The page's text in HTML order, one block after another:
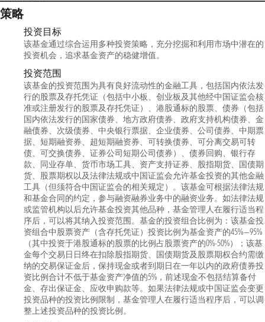
策略
投资目标
该基金通过综合运用多种投资策略，充分挖掘和利用市场中潜在的
投资机会，追求基金资产的稳健增值。
投资范围
该基金的投资范围为具有良好流动性的金融工具，包括国内依法发
行的股票及存托凭证（包括中小板、创业板及其他经中国证监会核
准或注册发行的股票及存托凭证）、港股通标的股票、债券（包括
国内依法发行的国家债券、地方政府债券、政府支持机构债券、金
融债券、次级债券、中央银行票据、企业债券、公司债券、中期票
据、短期融资券、超短期融资券、可转换债券、可分离交易可转
债、可交换债券、证券公司短期公司债券）、债券回购、银行存
款、同业存单、货币市场工具、资产支持证券、股指期货、国债期
货、股票期权以及法律法规或中国证监会允许基金投资的其他金融
工具（但须符合中国证监会的相关规定）。该基金可根据法律法规
和基金合同的约定，参与融资融券业务中的融资业务。如法律法规
或监管机构以后允许基金投资其他品种，基金管理人在履行适当程
序后，可以将其纳入投资范围。基金的投资组合比例为：该基金投
资组合中股票资产（含存托凭证）投资比例为基金资产的45%—95%
（其中投资于港股通标的股票的比例占股票资产的0%-50%）；该基
金每个交易日日终在扣除股指期货、国债期货及股票期权合约需缴
纳的交易保证金后，保持现金或者到期日在一年以内的政府债券投
资比例合计不低于基金资产净值的5%，前述现金不包括结算备付
金、存出保证金、应收申购款等。如果法律法规或中国证监会变更
投资品种的投资比例限制，基金管理人在履行适当程序后，可以调
整上述投资品种的投资比例。